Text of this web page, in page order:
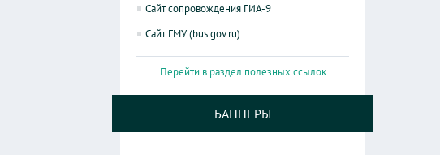
Сайт сопровождения ГИА-9
Сайт ГМУ (bus.gov.ru)
Перейти в раздел полезных ссылок
БАННЕРЫ